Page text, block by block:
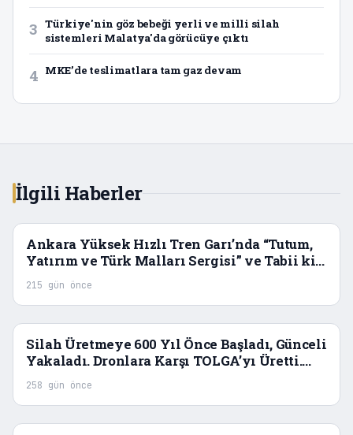
3 Türkiye'nin göz bebeği yerli ve milli silah
sistemleri Malatya'da görücüye çıktı
4 MKE’de teslimatlara tam gaz devam
İlgili Haberler
Ankara Yüksek Hızlı Tren Garı’nda “Tutum,
Yatırım ve Türk Malları Sergisi” ve Tabii ki
Çeşit Çeşit Dronlar, Akıllı Mühimmat
215 gün önce
Silah Üretmeye 600 Yıl Önce Başladı, Günceli
Yakaladı. Dronlara Karşı TOLGA’yı Üretti.
Sırada, Zamanın Ötesine Geçmek var!
258 gün önce